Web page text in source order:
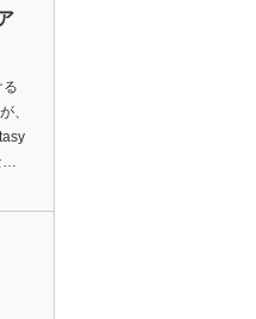
、
…